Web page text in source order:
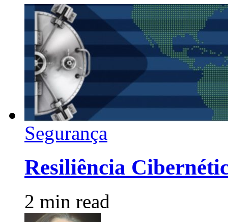
Segurança
Resiliência
2 min read